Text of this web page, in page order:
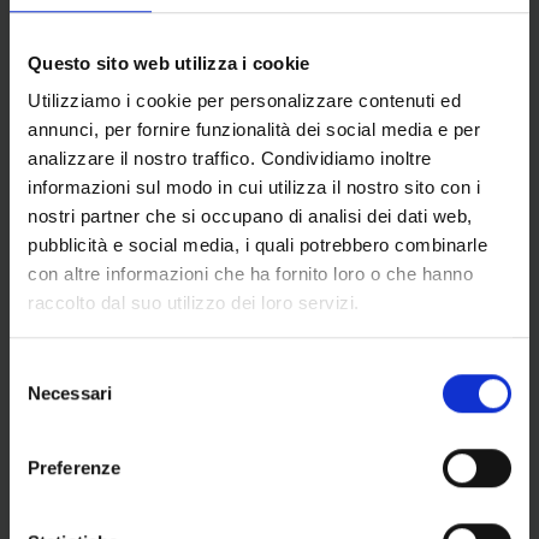
Questo sito web utilizza i cookie
Utilizziamo i cookie per personalizzare contenuti ed
annunci, per fornire funzionalità dei social media e per
analizzare il nostro traffico. Condividiamo inoltre
informazioni sul modo in cui utilizza il nostro sito con i
nostri partner che si occupano di analisi dei dati web,
pubblicità e social media, i quali potrebbero combinarle
con altre informazioni che ha fornito loro o che hanno
raccolto dal suo utilizzo dei loro servizi.
delNecessari
Preferenze